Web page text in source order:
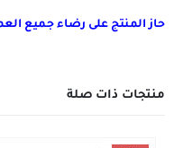
حاز المنتج على رضاء جميع
منتجات ذات صلة